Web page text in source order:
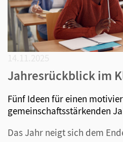
Jahresrückblick im
Fünf Ideen für einen
gemeinschaftsstärkenden